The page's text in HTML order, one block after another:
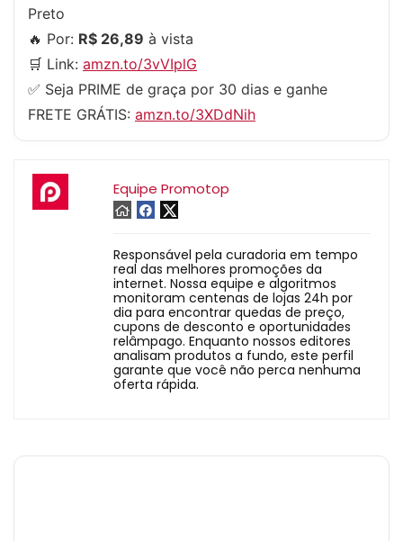
Preto
🔥 Por: R$ 26,89 à vista
🛒 Link: amzn.to/3vVIplG
✅ Seja PRIME de graça por 30 dias e ganhe
FRETE GRÁTIS: amzn.to/3XDdNih
Equipe Promotop
Responsável pela curadoria em tempo
real das melhores promoções da
internet. Nossa equipe e algoritmos
monitoram centenas de lojas 24h por
dia para encontrar quedas de preço,
cupons de desconto e oportunidades
relâmpago. Enquanto nossos editores
analisam produtos a fundo, este perfil
garante que você não perca nenhuma
oferta rápida.